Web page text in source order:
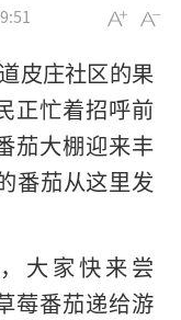
皮庄社区的果
正忙着招呼前
茄大棚迎来丰
番茄从这里发
大家快来尝
莓番茄递给游